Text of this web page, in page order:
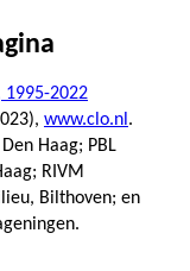
2022
), www.clo.nl .
Haag; PBL
RIVM
Bilthoven; en